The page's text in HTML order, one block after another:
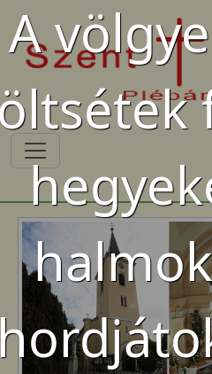
Ugrás a tartalomra
A